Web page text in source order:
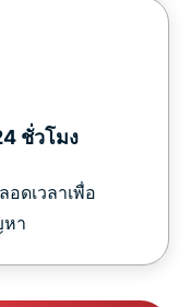
ชั่วโมง
ดเวลาเพื่อ
า